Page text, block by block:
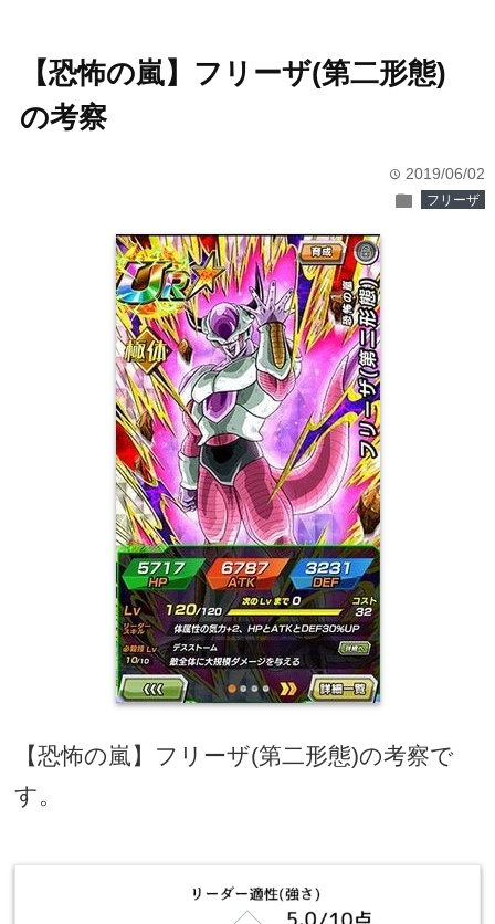
【恐怖の嵐】フリーザ(第二形態)
の考察
time 2019/06/02
folder フリーザ
【恐怖の嵐】フリーザ(第二形態)の考察で
す。